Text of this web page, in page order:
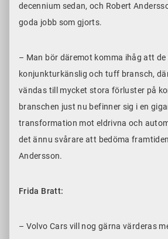
decennium sedan, och Robert
goda jobb som gjorts.
– Man bör däremot komma ihåg att de
konjunkturkänslig och tuff bransch,
vändas till mycket stora förluster på
branschen just nu befinner sig i en
transformation mot eldrivna och
det ännu svårare att bedöma
Andersson.
Frida Bratt:
– Volvo Cars vill nog gärna värderas